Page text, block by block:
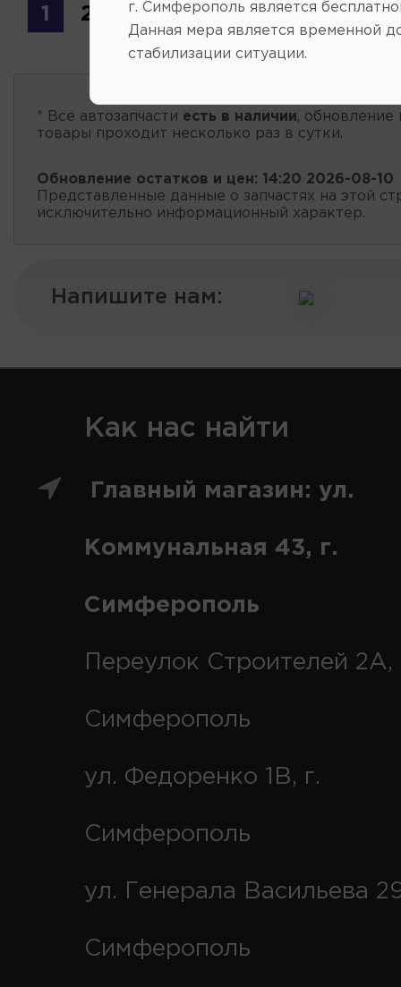
1 2 3 4
* Все автозапчасти есть в наличии, обновление
товары проходит несколько раз в сутки.
Обновление остатков и цен: 14:20 2026-08-10
Представленные данные о запчастях на этой
исключительно информационный характер.
Напишите нам:
Как нас найти
Главный магазин: ул.
Коммунальная 43, г.
Симферополь
Переулок Строителей 2А,
Симферополь
ул. Федоренко 1В, г.
Симферополь
ул. Генерала Васильева
Симферополь
г. Симферополь является
Данная мера является временной
стабилизации ситуации.